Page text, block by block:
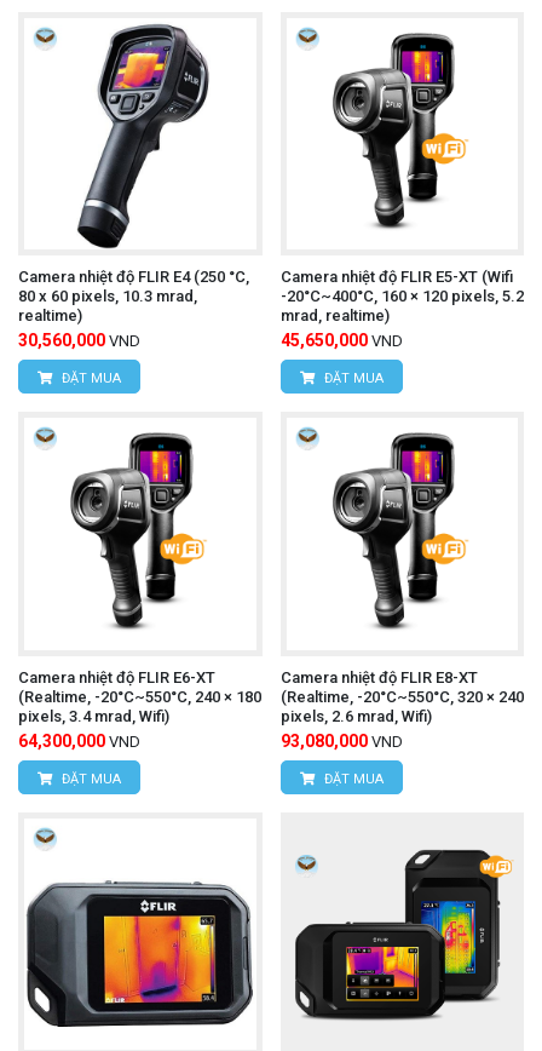
Tìm hiểu thêm: Camera nhiệt độ UNI-T UTi720E
Cách sử dụng:
Bật nguồn máy:
Nhấn nút nguồn để khởi động
máy.
Chọn chế độ đo:
Nhấn nút chức năng để chọn
chế độ đo mong muốn (đo nhiệt độ, ghi hình ảnh,
ghi video).
Hướng camera vào vật thể cần đo:Hướng
camera vào vật thể cần đo và đảm bảo khoảng
cách đo phù hợp.
Quan sát kết quả đo lường:
Màn hình LCD sẽ
hiển thị hình ảnh nhiệt và giá trị nhiệt độ của vật
Lưu trữ dữ liệu: Lưu trữ hình ảnh nhiệt, video
nhiệt hoặc dữ liệu đo lường vào bộ nhớ máy hoặc
thẻ nhớ (nếu có).
Ampe kìm UNI-T UT216C
(AC/DC 600A,True RMS)
Để mua được
camera nhiệt độ UNI-T
Camera nhiệt độ FLIR E4 (250 °C,
80 x 60 pixels, 10.3 mrad,
realtime)
30,560,000 VND
ĐẶT MUA
Camera nhiệt độ FLIR E5-XT (Wifi
-20°C~400°C, 160 × 120 pixels, 5.2
mrad, realtime)
45,650,000 VND
ĐẶT MUA
Camera nhiệt độ FLIR E6-XT
(Realtime, -20°C~550°C, 240 × 180
pixels, 3.4 mrad, Wifi)
64,300,000 VND
ĐẶT MUA
Camera nhiệt độ FLIR E8-XT
(Realtime, -20°C~550°C, 320 × 240
pixels, 2.6 mrad, Wifi)
93,080,000 VND
ĐẶT MUA